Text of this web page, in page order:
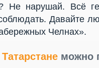
нарушай. Всё
Давайте
Челнах».
можно